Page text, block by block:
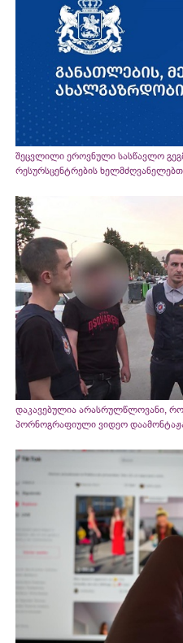
შეცვლილი ეროვნული სასწავლო
რესურსცენტრების
დაკავებულია არასრულწლოვანი,
პორნოგრაფიული ვიდეო